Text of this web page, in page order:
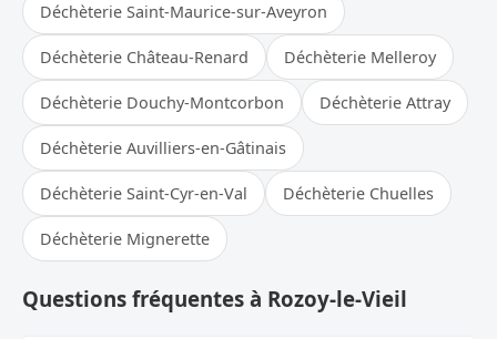
Déchèterie Saint-Maurice-sur-Aveyron
Déchèterie Château-Renard Déchèterie Melleroy
Déchèterie Douchy-Montcorbon Déchèterie Attray
Déchèterie Auvilliers-en-Gâtinais
Déchèterie Saint-Cyr-en-Val Déchèterie Chuelles
Déchèterie Mignerette
Questions fréquentes à Rozoy-le-Vieil